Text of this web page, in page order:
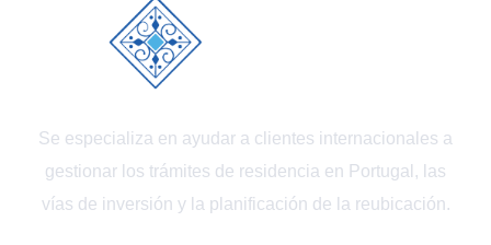
Se especializa en ayudar a clientes internacionales a
gestionar los trámites de residencia en Portugal, las
vías de inversión y la planificación de la reubicación.